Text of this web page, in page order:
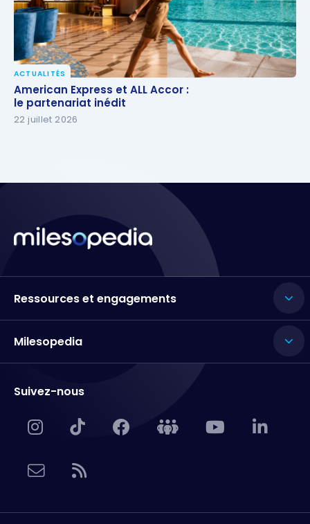
American Express et ALL Accor :
le partenariat inédit
ACTUALITÉS
American Express et ALL Accor :
le partenariat inédit
22 juillet 2026
Ressources et engagements
Milesopedia
Suivez-nous